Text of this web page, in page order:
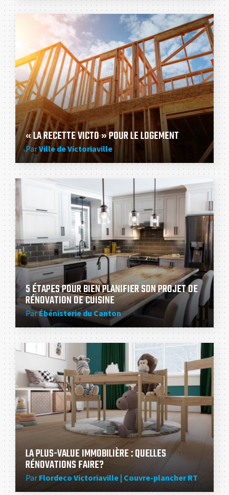
« LA RECETTE VICTO » POUR LE LOGEMENT
ParVille de Victoriaville
5 ÉTAPES POUR BIEN PLANIFIER SON PROJET DE
RÉNOVATION DE CUISINE
ParÉbénisterie du Canton
LA PLUS-VALUE IMMOBILIÈRE : QUELLES
RÉNOVATIONS FAIRE?
Par Flordeco Victoriaville | Couvre-plancher RT